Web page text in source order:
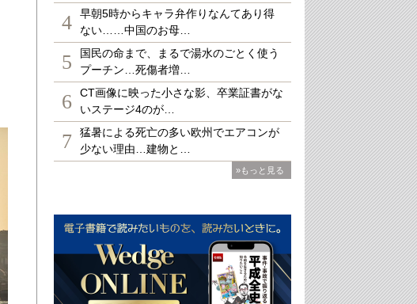
4
早朝5時からキャラ弁作りなんてあり得
ない……中国のお母…
5
国民の命まで、まるで湯水のごとく使う
プーチン…死傷者増…
6
CT画像に映った小さな影、卒業証書がな
いステージ4のが…
7
猛暑による死亡の多い欧州でエアコンが
少ない理由…建物と…
»もっと見る